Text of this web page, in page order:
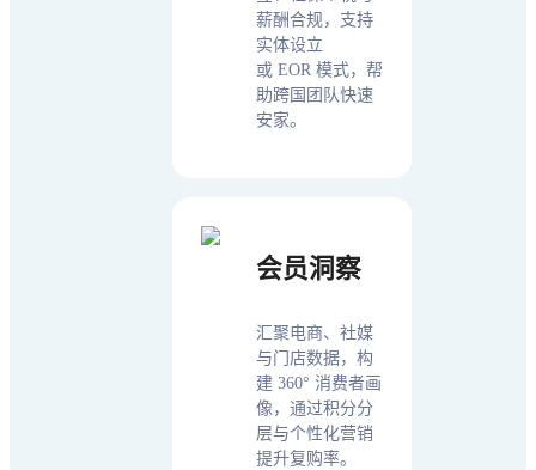
薪酬合规，支持
实体设立
或 EOR 模式，帮
助跨国团队快速
安家。
会员洞察
汇聚电商、社媒
与门店数据，构
建 360° 消费者画
像，通过积分分
层与个性化营销
提升复购率。